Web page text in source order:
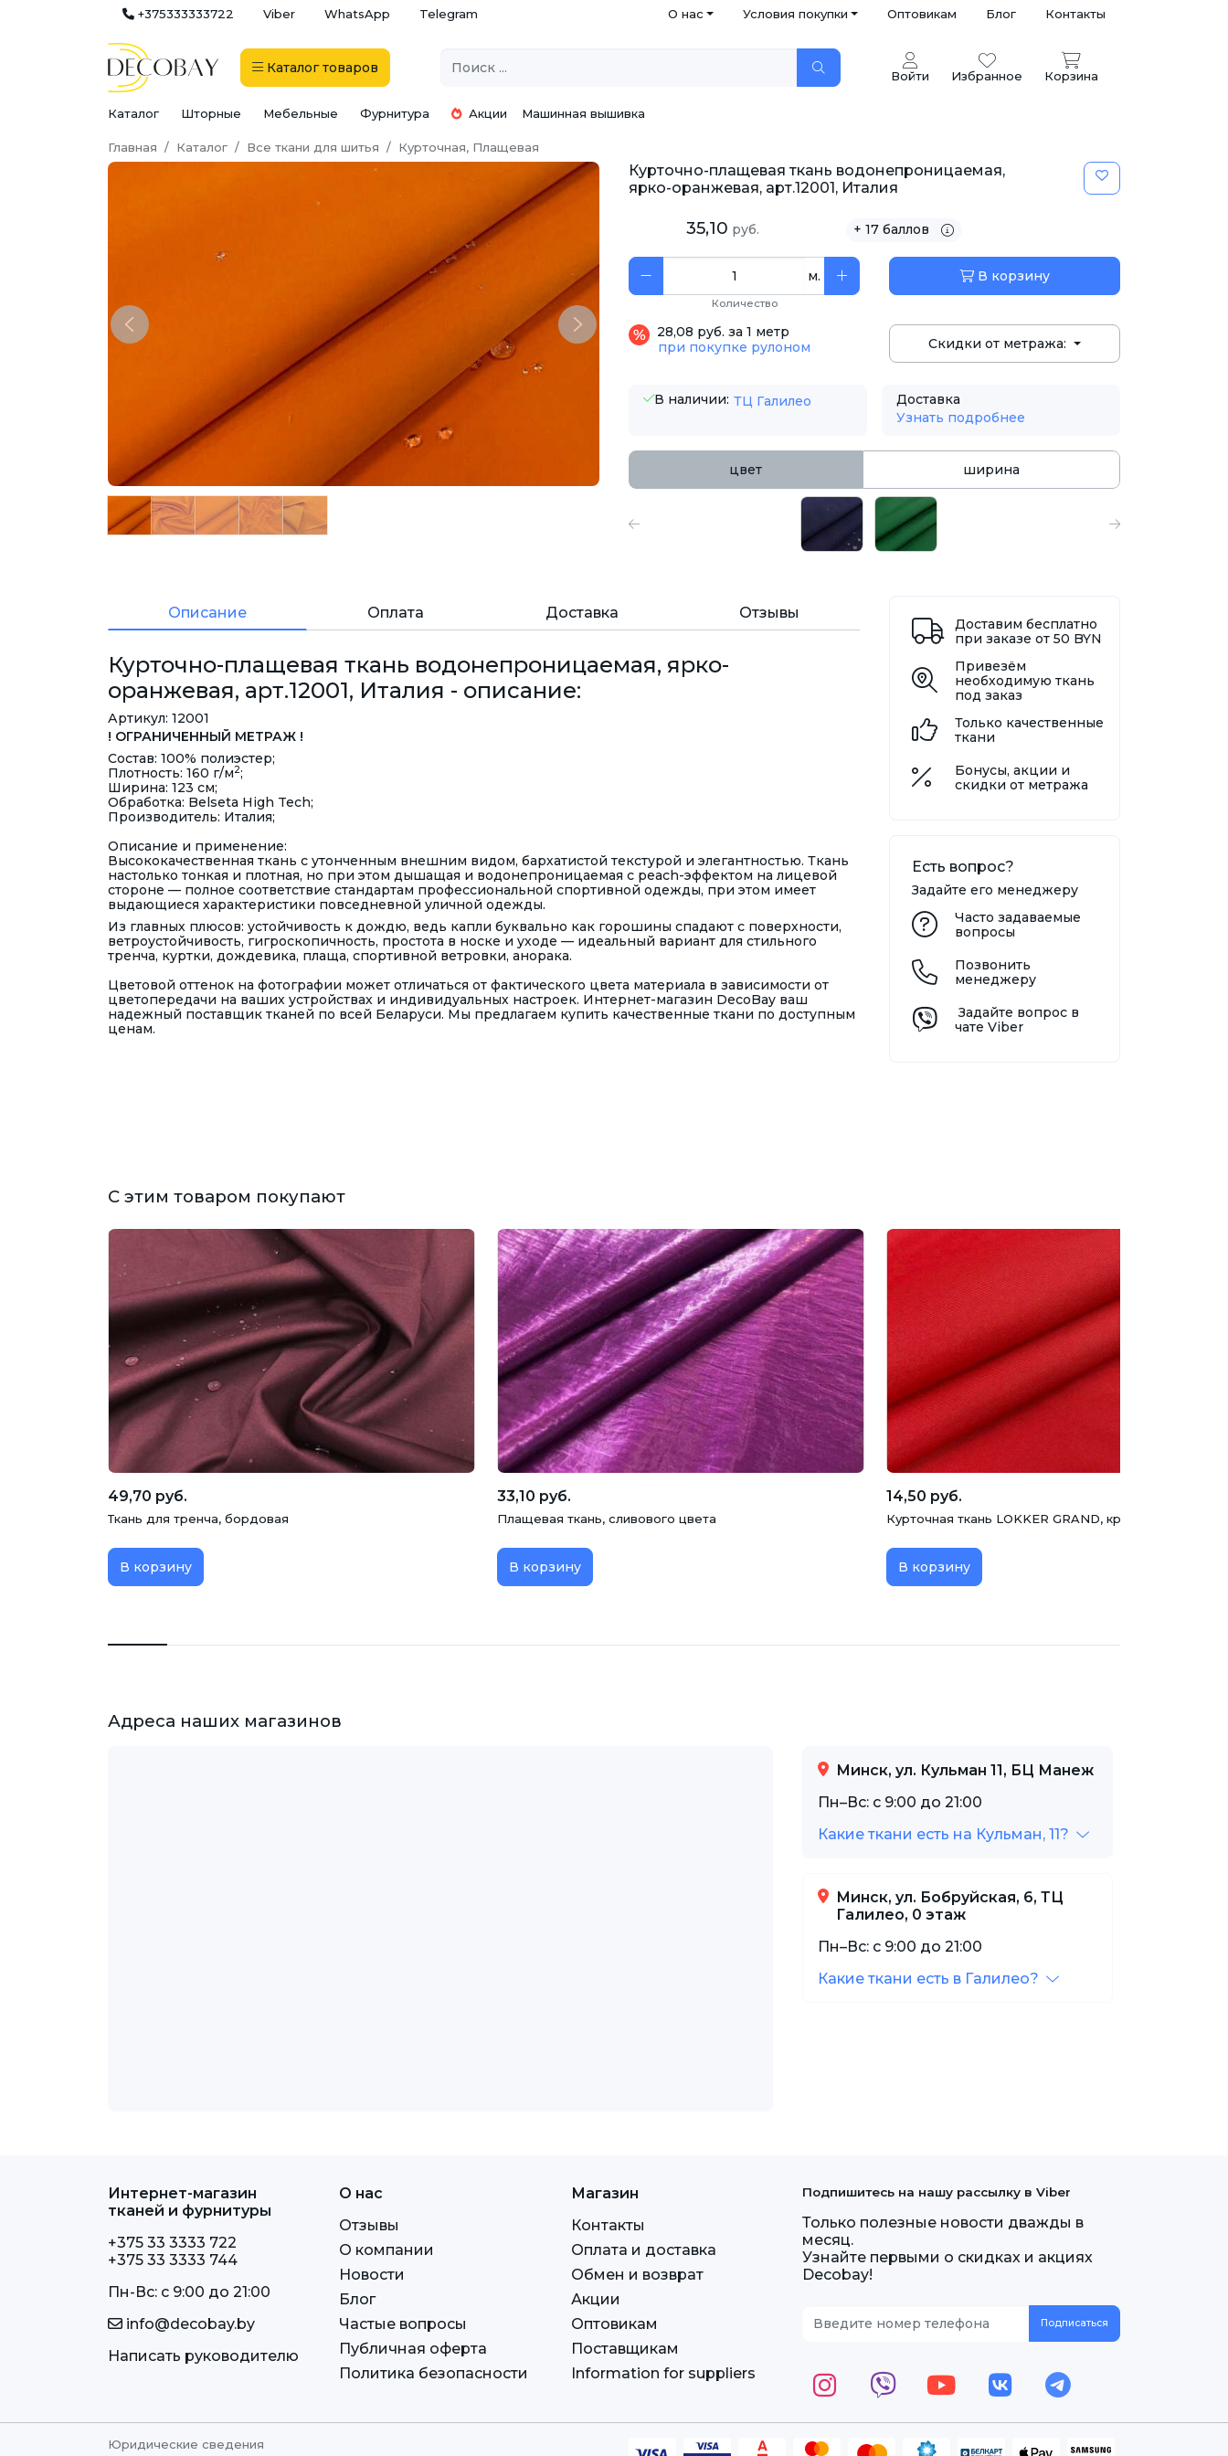
+375333333722 Viber WhatsApp Telegram О нас Условия покупки Оптовикам Блог Контакты
Каталог товаров Войти Избранное Корзина
Каталог Шторные Мебельные Фурнитура Акции Машинная вышивка
Главная Каталог Все ткани для шитья Курточная, Плащевая
Previous Next
Курточно-плащевая ткань водонепроницаемая,
ярко-оранжевая, арт.12001, Италия
35,10 руб. + 17 баллов
м.
Количество
В корзину
28,08 руб. за 1 метр
при покупке рулоном
Скидки от метража:
В наличии: ТЦ Галилео
Доставка
Узнать подробнее
цвет ширина
Описание Оплата Доставка Отзывы
Курточно-плащевая ткань водонепроницаемая, ярко-
оранжевая, арт.12001, Италия - описание:
Артикул: 12001
! ОГРАНИЧЕННЫЙ МЕТРАЖ !
Состав: 100% полиэстер;
Плотность: 160 г/м2;
Ширина: 123 см;
Обработка: Belseta High Tech;
Производитель: Италия;
Описание и применение:
Высококачественная ткань с утонченным внешним видом, бархатистой текстурой и элегантностью. Ткань
настолько тонкая и плотная, но при этом дышащая и водонепроницаемая с peach-эффектом на лицевой
стороне — полное соответствие стандартам профессиональной спортивной одежды, при этом имеет
выдающиеся характеристики повседневной уличной одежды.
Из главных плюсов: устойчивость к дождю, ведь капли буквально как горошины спадают с поверхности,
ветроустойчивость, гигроскопичность, простота в носке и уходе — идеальный вариант для стильного
тренча, куртки, дождевика, плаща, спортивной ветровки, анорака.
Цветовой оттенок на фотографии может отличаться от фактического цвета материала в зависимости от
цветопередачи на ваших устройствах и индивидуальных настроек. Интернет-магазин DecoBay ваш
надежный поставщик тканей по всей Беларуси. Мы предлагаем купить качественные ткани по доступным
ценам.
Доставим бесплатно
при заказе от 50 BYN
Привезём
необходимую ткань
под заказ
Только качественные
ткани
Бонусы, акции и
скидки от метража
Есть вопрос?
Задайте его менеджеру
Часто задаваемые
вопросы
Позвонить
менеджеру
Задайте вопрос в
чате Viber
С этим товаром покупают
49,70 руб.
Ткань для тренча, бордовая
В корзину
33,10 руб.
Плащевая ткань, сливового цвета
В корзину
14,50 руб.
Курточная ткань LOKKER GRAND, красный (37293)
В корзину
Адреса наших магазинов
Минск, ул. Кульман 11, БЦ Манеж
Пн–Вс: с 9:00 до 21:00
Какие ткани есть на Кульман, 11?
Минск, ул. Бобруйская, 6, ТЦ
Галилео, 0 этаж
Пн–Вс: с 9:00 до 21:00
Какие ткани есть в Галилео?
Интернет-магазин
тканей и фурнитуры
+375 33 3333 722
+375 33 3333 744
Пн-Вс: c 9:00 до 21:00
info@decobay.by
Написать руководителю
О нас
Отзывы
О компании
Новости
Блог
Частые вопросы
Публичная оферта
Политика безопасности
Магазин
Контакты
Оплата и доставка
Обмен и возврат
Акции
Оптовикам
Поставщикам
Information for suppliers
Подпишитесь на нашу рассылку в Viber
Только полезные новости дважды в
месяц.
Узнайте первыми о скидках и акциях
Decobay!
Юридические сведения